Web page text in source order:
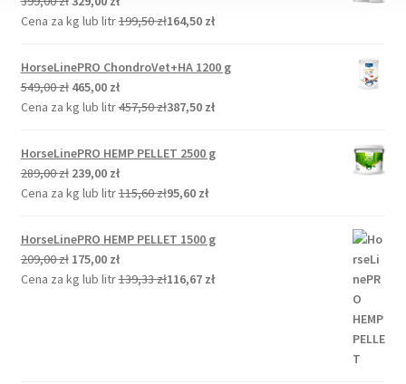
cena
399,00 zł.
cena
329,00 zł.
Cena za kg lub litr199,50zł164,50 zł
HorseLinePRO ChondroVet+HA 1200 g
549,00zł Pierwotna
cena
465,00 złAktualna
cena
Cena za kg lub litr457,50zł387,50 zł
HorseLinePRO HEMP PELLET 2500 g
289,00zł Pierwotna
cena
239,00 złAktualna
cena
Cena za kg lub litr115,60zł95,60 zł
HorseLinePRO HEMP PELLET 1500 g
209,00zł Pierwotna
cena
175,00 złAktualna
cena
Cena za kg lub litr139,33zł116,67 zł